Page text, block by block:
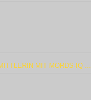
MIT MORDS-IQ ...